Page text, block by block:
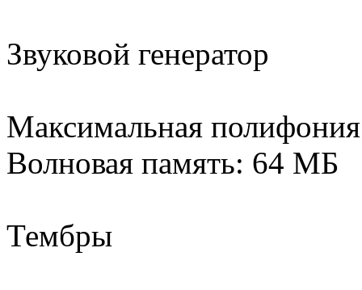
Звуковой генератор
Максимальная
Волновая память: 64 МБ
Тембры